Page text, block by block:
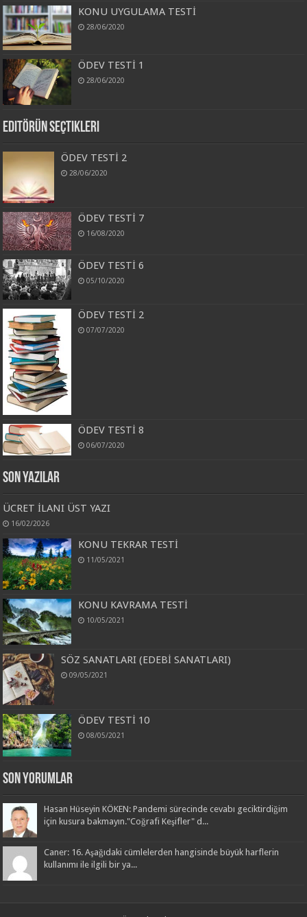
KONU UYGULAMA TESTİ
28/06/2020
ÖDEV TESTİ 1
28/06/2020
Editörün Seçtikleri
ÖDEV TESTİ 2
28/06/2020
ÖDEV TESTİ 7
16/08/2020
ÖDEV TESTİ 6
05/10/2020
ÖDEV TESTİ 2
07/07/2020
ÖDEV TESTİ 8
06/07/2020
Son Yazılar
ÜCRET İLANI ÜST YAZI
16/02/2026
KONU TEKRAR TESTİ
11/05/2021
KONU KAVRAMA TESTİ
10/05/2021
SÖZ SANATLARI (EDEBİ SANATLARI)
09/05/2021
ÖDEV TESTİ 10
08/05/2021
Son Yorumlar
Hasan Hüseyin KÖKEN: Pandemi sürecinde cevabı geciktirdiğim
için kusura bakmayın."Coğrafi Keşifler" d...
Caner: 16. Aşağıdaki cümlelerden hangisinde büyük harflerin
kullanımı ile ilgili bir ya...